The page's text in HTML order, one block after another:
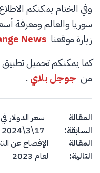
وفي الختام يمكنكم
سوريا والعالم ومعرفة
زيارة موقعنا News
كما يمكنكم تحميل
من جوجل بلاي .
navigation
المقالة
السابقة:
سعر الدولار
17\3\2024
المقالة
التالية:
الإفصاح عن
لعام 2023